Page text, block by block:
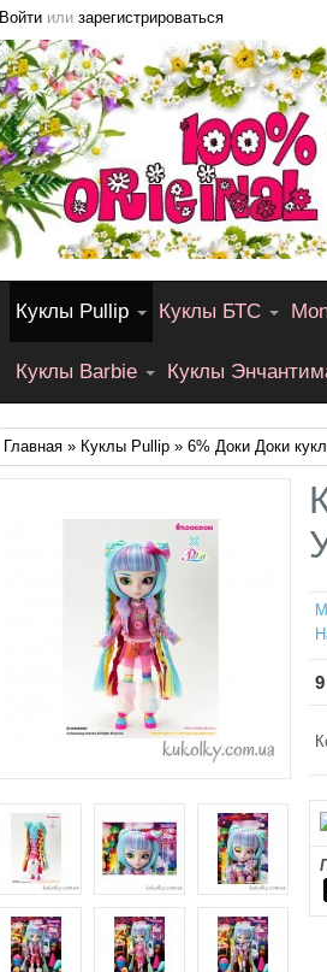
Войти или зарегистрироваться
Куклы Pullip Куклы БТС
Куклы Barbie Куклы
Главная » Куклы Pullip » 6% Доки Доки